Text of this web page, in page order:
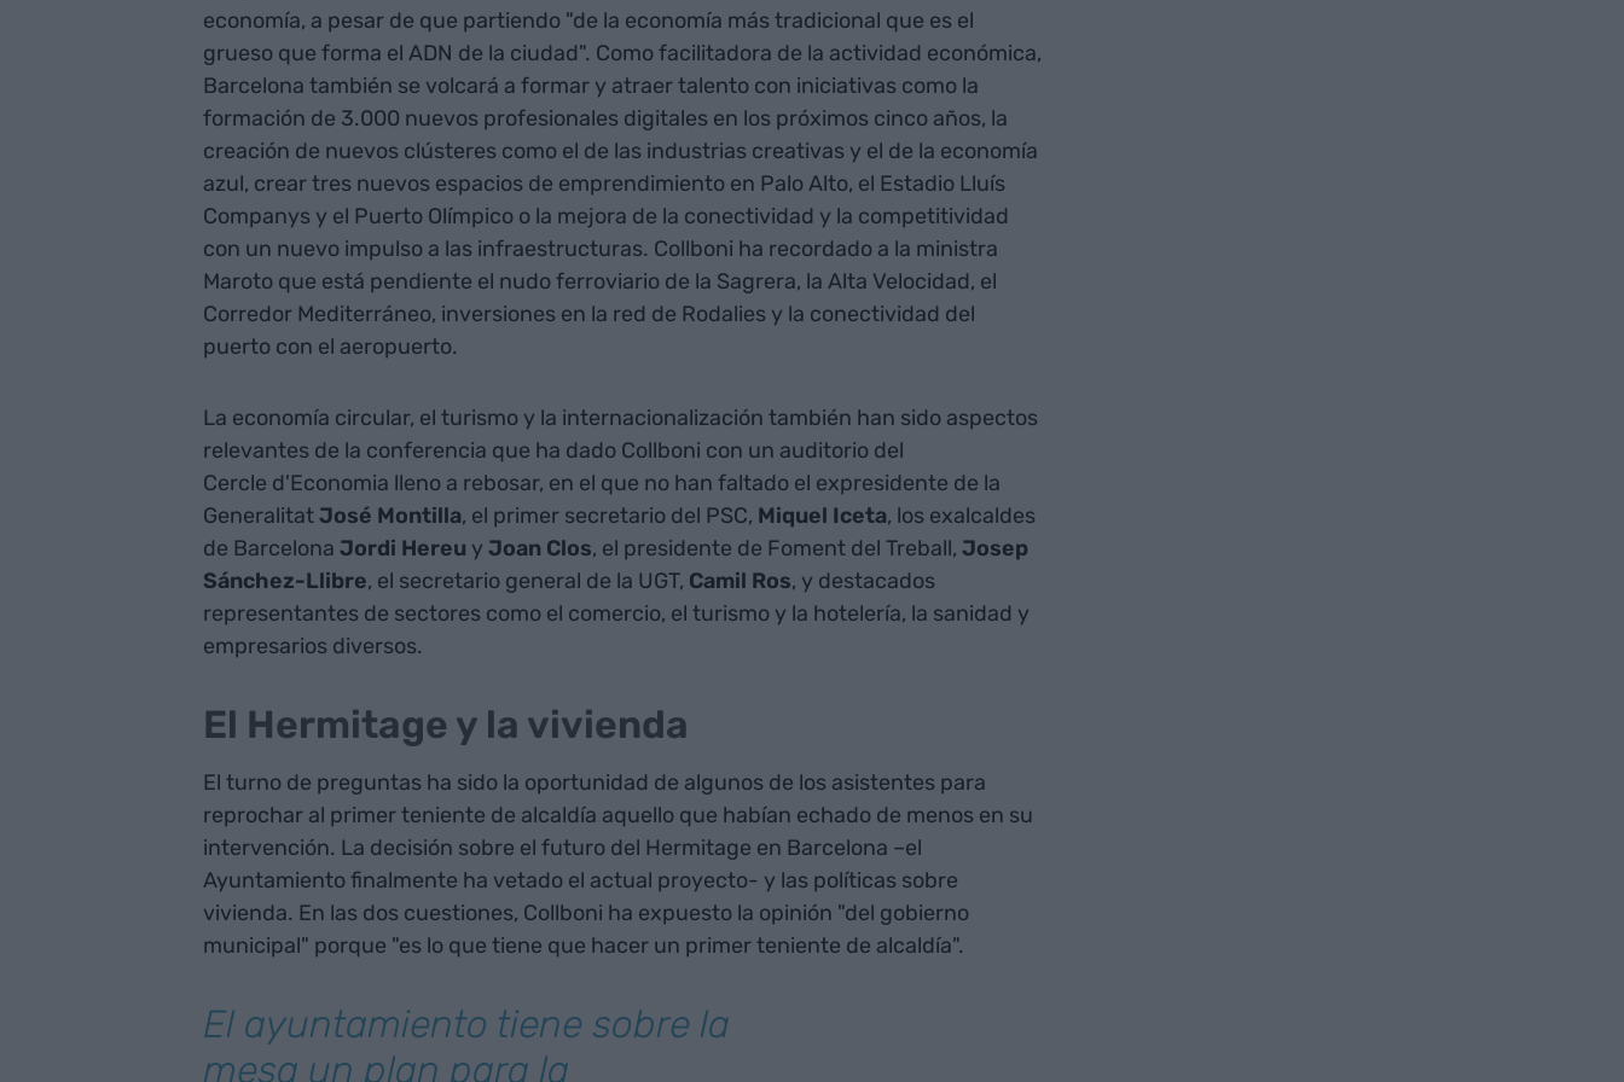
economía, a pesar de que partiendo "de la economía más tradicional que es el
grueso que forma el ADN de la ciudad". Como facilitadora de la actividad económica,
Barcelona también se volcará a formar y atraer talento con iniciativas como la
formación de 3.000 nuevos profesionales digitales en los próximos cinco años, la
creación de nuevos clústeres como el de las industrias creativas y el de la economía
azul, crear tres nuevos espacios de emprendimiento en Palo Alto, el Estadio Lluís
Companys y el Puerto Olímpico o la mejora de la conectividad y la competitividad
con un nuevo impulso a las infraestructuras. Collboni ha recordado a la ministra
Maroto que está pendiente el nudo ferroviario de la Sagrera, la Alta Velocidad, el
Corredor Mediterráneo, inversiones en la red de Rodalies y la conectividad del
puerto con el aeropuerto.
La economía circular, el turismo y la internacionalización también han sido aspectos
relevantes de la conferencia que ha dado Collboni con un auditorio del
Cercle d'Economia lleno a rebosar, en el que no han faltado el expresidente de la
GeneralitatJosé Montilla, el primer secretario del PSC, Miquel Iceta, los exalcaldes
de Barcelona Jordi Hereu y Joan Clos, el presidente de Foment del Treball, Josep
Sánchez-Llibre, el secretario general de la UGT, Camil Ros, y destacados
representantes de sectores como el comercio, el turismo y la hotelería, la sanidad y
empresarios diversos.
El Hermitage y la vivienda
El turno de preguntas ha sido la oportunidad de algunos de los asistentes para
reprochar al primer teniente de alcaldía aquello que habían echado de menos en su
intervención. La decisión sobre el futuro del Hermitage en Barcelona –el
Ayuntamiento finalmente ha vetado el actual proyecto- y las políticas sobre
vivienda. En las dos cuestiones, Collboni ha expuesto la opinión "del gobierno
municipal" porque "es lo que tiene que hacer un primer teniente de alcaldía".
El ayuntamiento tiene sobre la
mesa un plan para la